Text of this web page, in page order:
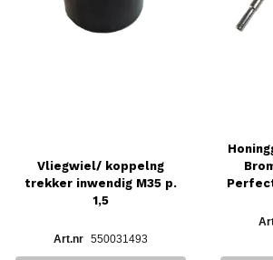
Vliegwiel/ koppelng
trekker inwendig M35 p.
1,5
550031493